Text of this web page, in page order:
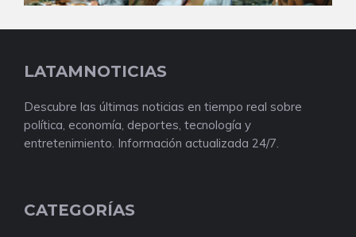
LATAMNOTICIAS
Descubre las últimas noticias en tiempo real sobre
política, economía, deportes, tecnología y
entretenimiento. Información actualizada 24/7.
CATEGORÍAS